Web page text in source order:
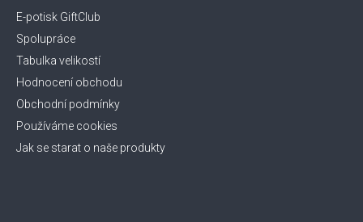
E-potisk GiftClub
Spolupráce
Tabulka velikostí
Hodnocení obchodu
Obchodní podmínky
Používáme cookies
Jak se starat o naše produkty